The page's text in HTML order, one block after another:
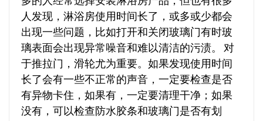
人发现，淋浴房使用时间长了，或多或少都会
出现一些问题，比如打开和关闭玻璃门有时玻
璃表面会出现异常噪音和难以清洁的污渍。 对
于推拉门，滑轮尤为重要。如果发现使用时间
长了会有一些不正常的声音，一定要检查是否
有异物卡住，如果有，一定要清理干净；如果
没有，可以检查防水胶条和玻璃门是否有划